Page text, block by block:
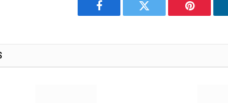
Facebook Twitter Pinterest